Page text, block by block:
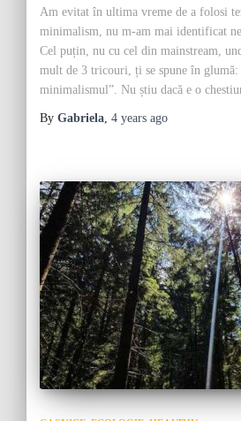
Am evitat în ultima vreme de a folosi
minimalism, nu m-am mai identificat
Cel puțin, nu cu cel din mainstream,
mult de 3 tricouri, ți se spune în glumă:
minimalismul”. Nu știu dacă e o
By Gabriela, 4 years ago